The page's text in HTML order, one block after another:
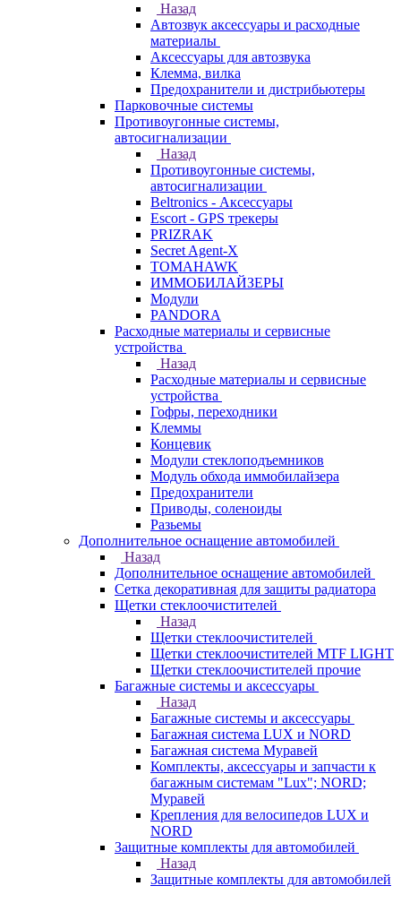
Назад
Автозвук аксессуары и расходные
материалы
Аксессуары для автозвука
Клемма, вилка
Предохранители и дистрибьютеры
Парковочные системы
Противоугонные системы,
автосигнализации
Назад
Противоугонные системы,
автосигнализации
Beltronics - Аксессуары
Escort - GPS трекеры
PRIZRAK
Secret Agent-X
TOMAHAWK
ИММОБИЛАЙЗЕРЫ
Модули
PANDORA
Расходные материалы и сервисные
устройства
Назад
Расходные материалы и сервисные
устройства
Гофры, переходники
Клеммы
Концевик
Модули стеклоподъемников
Модуль обхода иммобилайзера
Предохранители
Приводы, соленоиды
Разьемы
Дополнительное оснащение автомобилей
Назад
Дополнительное оснащение автомобилей
Сетка декоративная для защиты радиатора
Щетки стеклоочистителей
Назад
Щетки стеклоочистителей
Щетки стеклоочистителей MTF LIGHT
Щетки стеклоочистителей прочие
Багажные системы и аксессуары
Назад
Багажные системы и аксессуары
Багажная система LUX и NORD
Багажная система Муравей
Комплекты, аксессуары и запчасти к
багажным системам "Lux"; NORD;
Муравей
Крепления для велосипедов LUX и
NORD
Защитные комплекты для автомобилей
Назад
Защитные комплекты для автомобилей